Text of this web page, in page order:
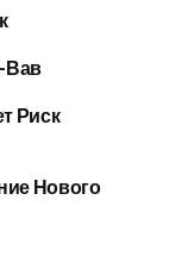
Вав
Риск
Нового